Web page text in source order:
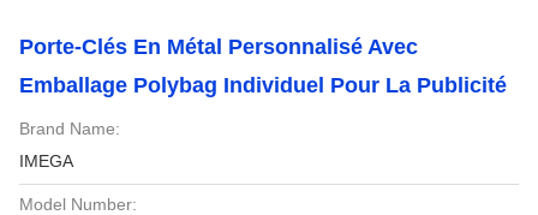
Porte-Clés En Métal Personnalisé Avec
Emballage Polybag Individuel Pour La Publicité
Brand Name:
IMEGA
Model Number: